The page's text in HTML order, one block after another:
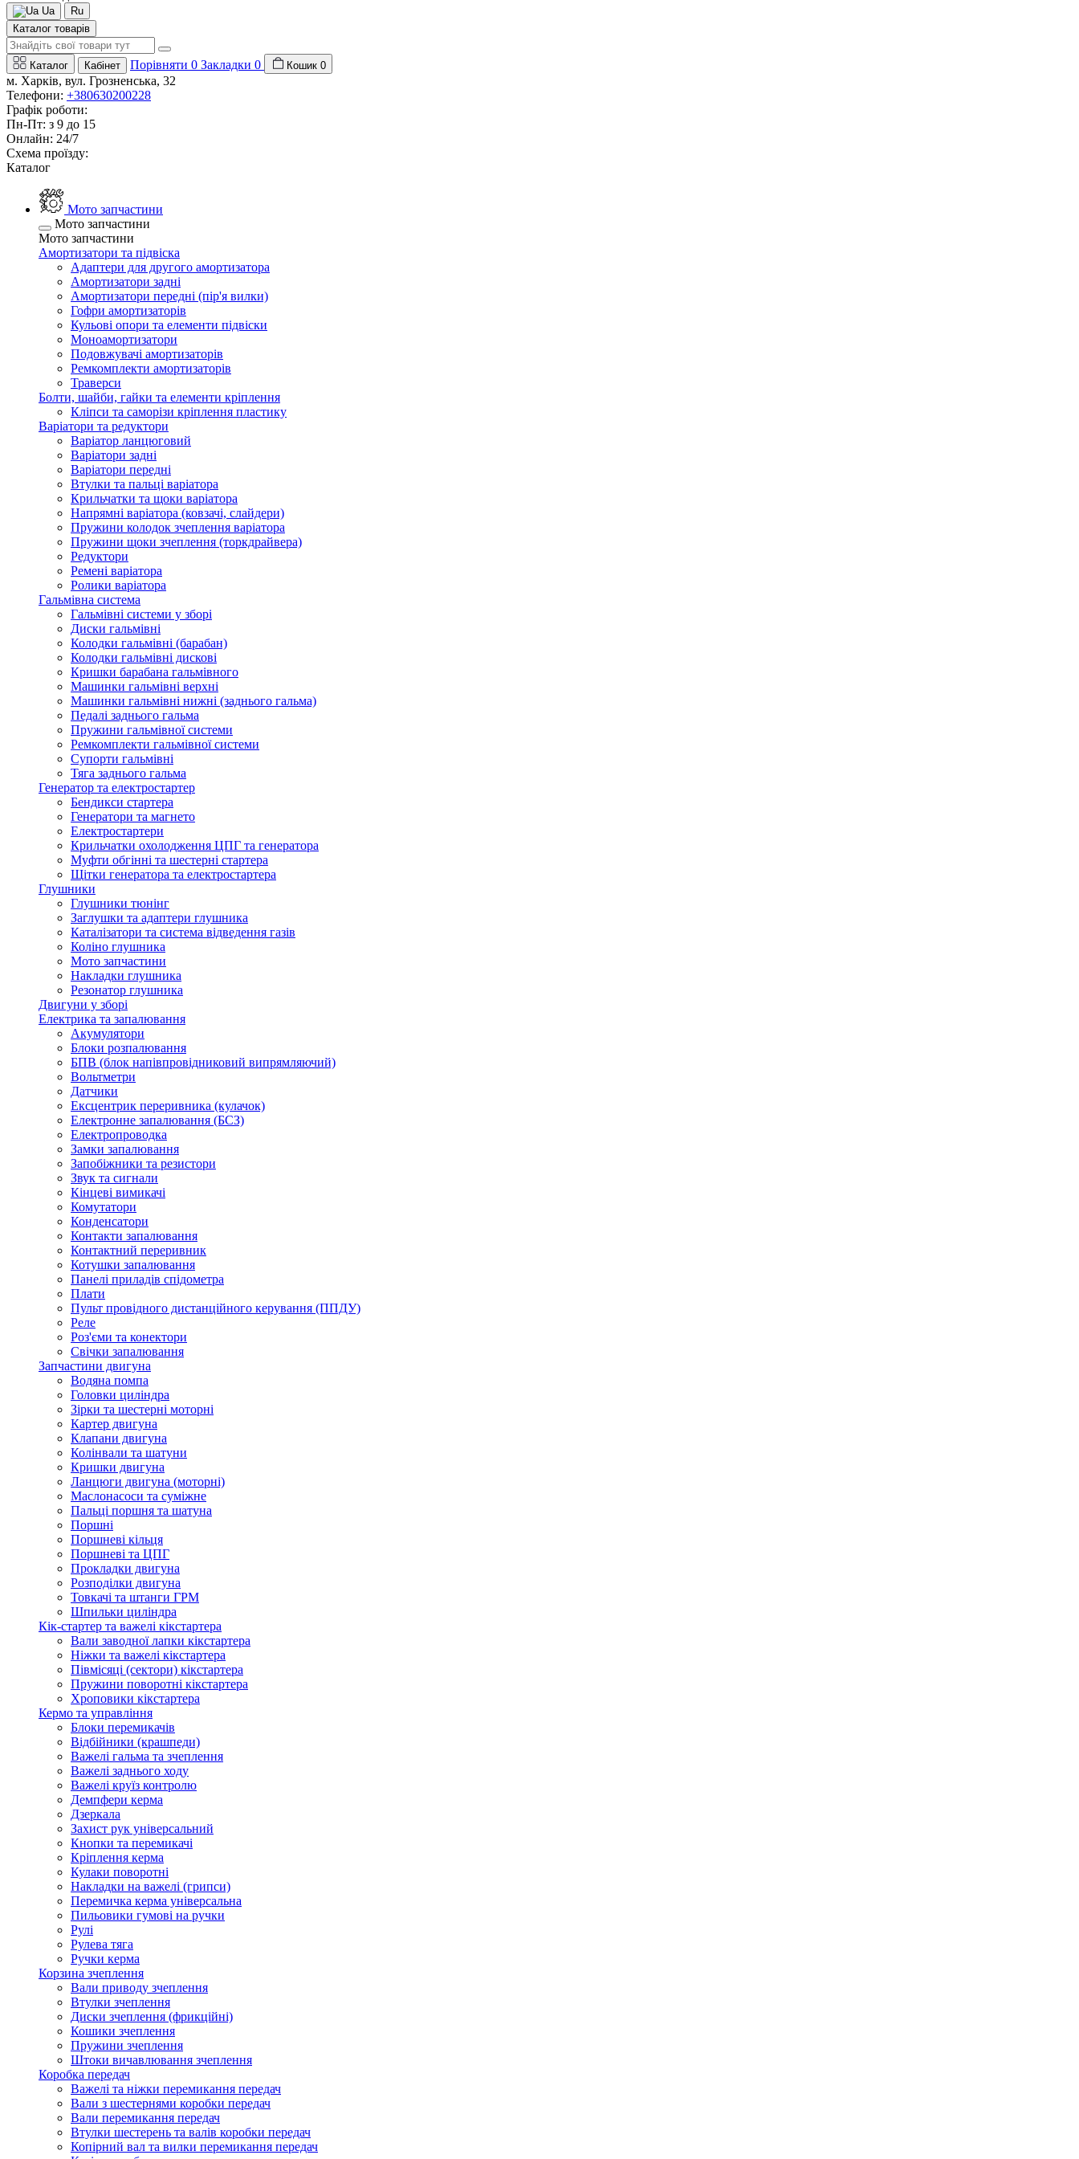
Ua
Ru
Каталог товарів
Каталог Кабінет Порівняти 0 Закладки 0 Кошик 0
м. Харків, вул. Грозненська, 32
Телефони: +380630200228
Графік роботи:
Пн-Пт: з 9 до 15
Онлайн: 24/7
Схема проїзду:
Каталог
Мото запчастини
Мото запчастини
Мото запчастини
Амортизатори та підвіска
Адаптери для другого амортизатора
Амортизатори задні
Амортизатори передні (пір'я вилки)
Гофри амортизаторів
Кульові опори та елементи підвіски
Моноамортизатори
Подовжувачі амортизаторів
Ремкомплекти амортизаторів
Траверси
Болти, шайби, гайки та елементи кріплення
Кліпси та саморізи кріплення пластику
Варіатори та редуктори
Варіатор ланцюговий
Варіатори задні
Варіатори передні
Втулки та пальці варіатора
Крильчатки та щоки варіатора
Напрямні варіатора (ковзачі, слайдери)
Пружини колодок зчеплення варіатора
Пружини щоки зчеплення (торкдрайвера)
Редуктори
Ремені варіатора
Ролики варіатора
Гальмівна система
Гальмівні системи у зборі
Диски гальмівні
Колодки гальмівні (барабан)
Колодки гальмівні дискові
Кришки барабана гальмівного
Машинки гальмівні верхні
Машинки гальмівні нижні (заднього гальма)
Педалі заднього гальма
Пружини гальмівної системи
Ремкомплекти гальмівної системи
Супорти гальмівні
Тяга заднього гальма
Генератор та електростартер
Бендикси стартера
Генератори та магнето
Електростартери
Крильчатки охолодження ЦПГ та генератора
Муфти обгінні та шестерні стартера
Щітки генератора та електростартера
Глушники
Глушники тюнінг
Заглушки та адаптери глушника
Каталізатори та система відведення газів
Коліно глушника
Мото запчастини
Накладки глушника
Резонатор глушника
Двигуни у зборі
Електрика та запалювання
Акумулятори
Блоки розпалювання
БПВ (блок напівпровідниковий випрямляючий)
Вольтметри
Датчики
Ексцентрик переривника (кулачок)
Електронне запалювання (БСЗ)
Електропроводка
Замки запалювання
Запобіжники та резистори
Звук та сигнали
Кінцеві вимикачі
Комутатори
Конденсатори
Контакти запалювання
Контактний переривник
Котушки запалювання
Панелі приладів спідометра
Плати
Пульт провідного дистанційного керування (ППДУ)
Реле
Роз'єми та конектори
Свічки запалювання
Запчастини двигуна
Водяна помпа
Головки циліндра
Зірки та шестерні моторні
Картер двигуна
Клапани двигуна
Колінвали та шатуни
Кришки двигуна
Ланцюги двигуна (моторні)
Маслонасоси та суміжне
Пальці поршня та шатуна
Поршні
Поршневі кільця
Поршневі та ЦПГ
Прокладки двигуна
Розподілки двигуна
Товкачі та штанги ГРМ
Шпильки циліндра
Кік-стартер та важелі кікстартера
Вали заводної лапки кікстартера
Ніжки та важелі кікстартера
Півмісяці (сектори) кікстартера
Пружини поворотні кікстартера
Хроповики кікстартера
Кермо та управління
Блоки перемикачів
Відбійники (крашпеди)
Важелі гальма та зчеплення
Важелі заднього ходу
Важелі круїз контролю
Демпфери керма
Дзеркала
Захист рук універсальний
Кнопки та перемикачі
Кріплення керма
Кулаки поворотні
Накладки на важелі (грипси)
Перемичка керма універсальна
Пильовики гумові на ручки
Рулі
Рулева тяга
Ручки керма
Корзина зчеплення
Вали приводу зчеплення
Втулки зчеплення
Диски зчеплення (фрикційні)
Кошики зчеплення
Пружини зчеплення
Штоки вичавлювання зчеплення
Коробка передач
Важелі та ніжки перемикання передач
Вали з шестернями коробки передач
Вали перемикання передач
Втулки шестерень та валів коробки передач
Копірний вал та вилки перемикання передач